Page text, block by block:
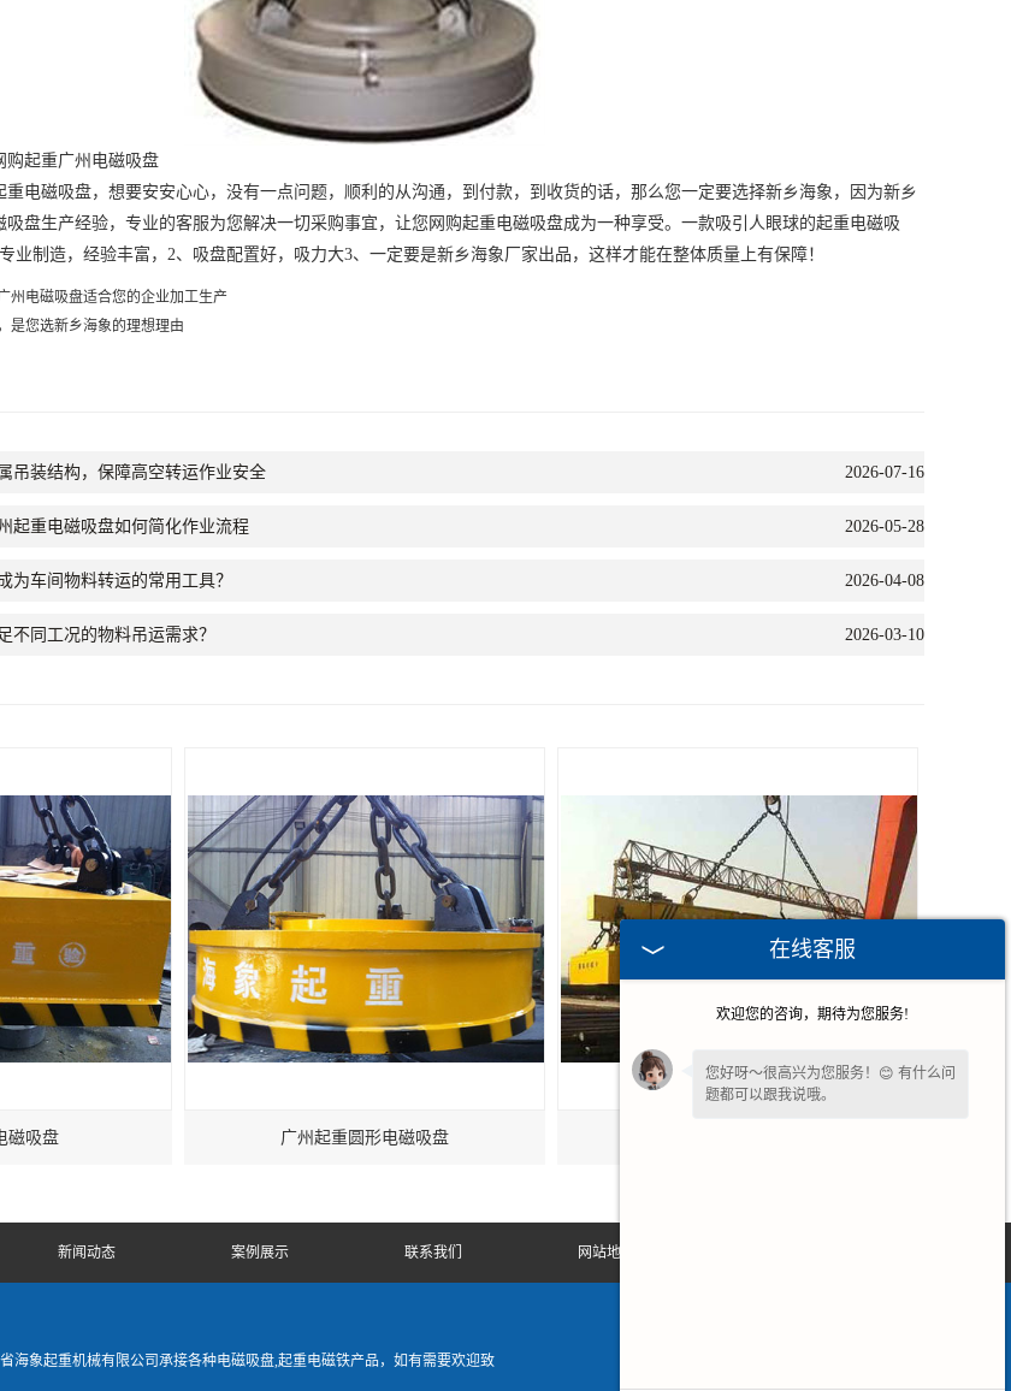
起重广州电磁吸盘
磁吸盘，想要安安心心，没有一点问题，顺利的从沟通，到付款，到收货的话，那么您一定要选择新乡海象，因为新乡
盘生产经验，专业的客服为您解决一切采购事宜，让您网购起重电磁吸盘成为一种享受。一款吸引人眼球的起重电磁吸
业制造，经验丰富，2、吸盘配置好，吸力大3、一定要是新乡海象厂家出品，这样才能在整体质量上有保障！
州电磁吸盘适合您的企业加工生产
是您选新乡海象的理想理由
吊装结构，保障高空转运作业安全 2026-07-16
起重电磁吸盘如何简化作业流程 2026-05-28
为车间物料转运的常用工具？ 2026-04-08
不同工况的物料吊运需求？ 2026-03-10
磁吸盘 广州起重圆形电磁吸盘
新闻动态 案例展示 联系我们 网站地图
海象起重机械有限公司承接各种电磁吸盘,起重电磁铁产品，如有需要欢迎致
在线客服
欢迎您的咨询，期待为您服务!
您好呀～很高兴为您服务！😊 有什么问
题都可以跟我说哦。